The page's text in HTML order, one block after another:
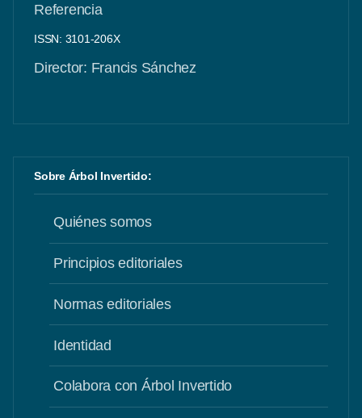
Referencia
ISSN: 3101-206X
Director: Francis Sánchez
Sobre Árbol Invertido:
Quiénes somos
Principios editoriales
Normas editoriales
Identidad
Colabora con Árbol Invertido